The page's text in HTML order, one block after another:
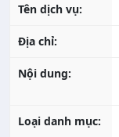
Tên dịch vụ:
Địa chỉ:
Nội dung:
Loại danh mục: